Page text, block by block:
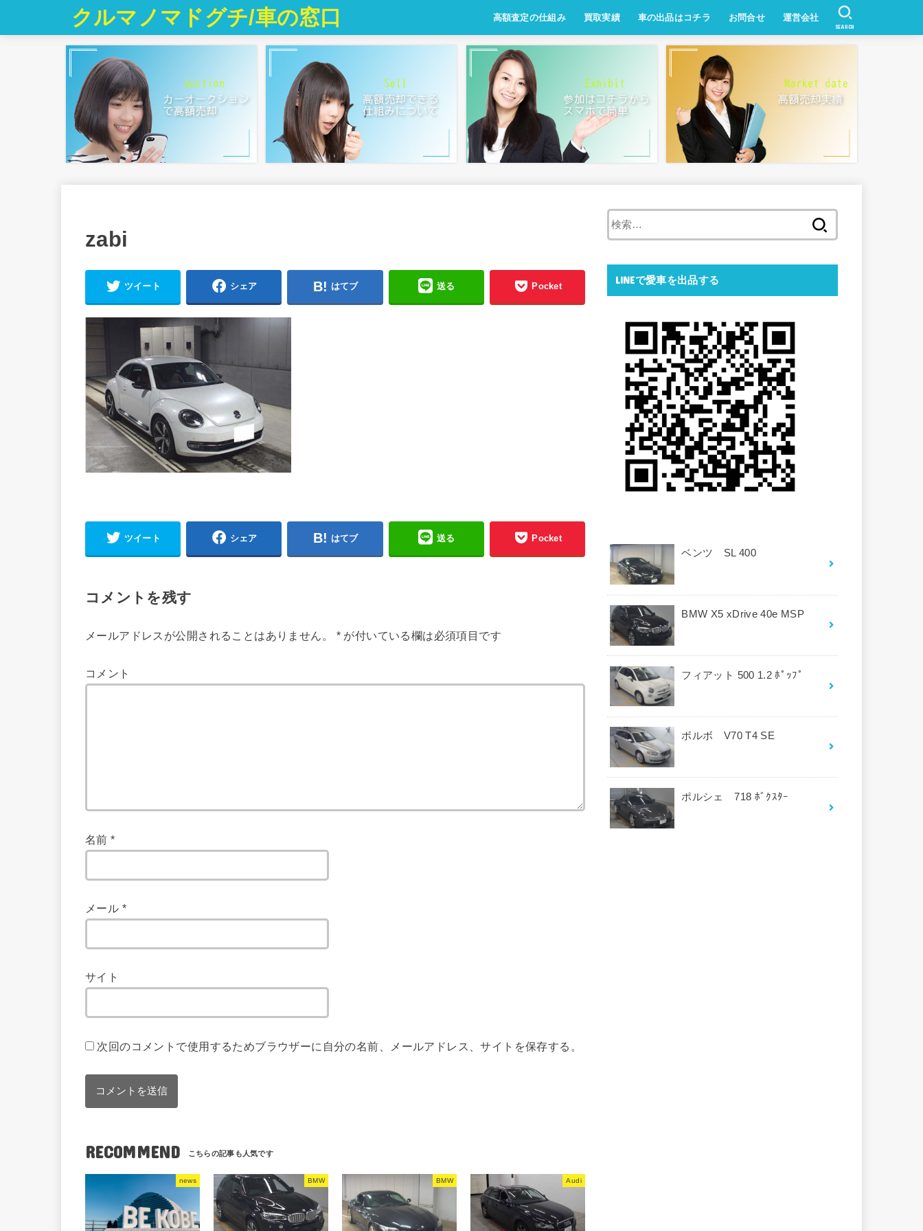
クルマノマドグチ/車の窓口 高額査定の仕組み 買取実績 車の出品はコチラ お問合せ 運営会社
中古車ネットフェアー
SEARCH
zabi
ツイート シェア はてブ 送る Pocket
ツイート シェア はてブ 送る Pocket
コメントを残す
メールアドレスが公開されることはありません。 *が付いている欄は必須項目です
コメント
名前*
メール *
サイト
次回のコメントで使用するためブラウザーに自分の名前、メールアドレス、サイトを保存する。
RECOMMEND
news BMW BMW Audi
LINEで愛車を出品する
ベンツ SL 400
BMW X5 xDrive 40e MSP
フィアット 500 1.2 ﾎﾟｯﾌﾟ
ボルボ V70 T4 SE
ポルシェ 718 ﾎﾞｸｽﾀｰ